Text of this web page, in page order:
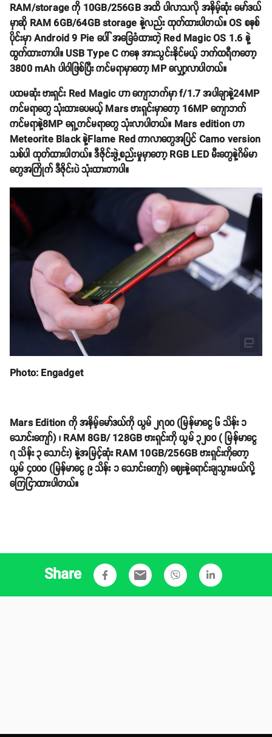
RAM/storage ကို 10GB/256GB အထိ ပါလာသလို အနိမ့်ဆုံး မော်ဒယ်
မှာဆို RAM 6GB/64GB storage နဲ့လည်း ထုတ်ထားပါတယ်။ OS စနစ်
ပိုင်းမှာ Android 9 Pie ပေါ် အခြေခံထားတဲ့ Red Magic OS 1.6 နဲ့
ထွက်ထားတာပါ။ USB Type C ကနေ အားသွင်းနိုင်မယ့် ဘက်ထရီကတော့
3800 mAh ပါဝါဖြစ်ပြီး ကင်မရာမှာတော့ MP လျှော့လာပါတယ်။
ပထမဆုံး ဗားရှင်း Red Magic ဟာ ကျောဘက်မှာ f/1.7 အပါချာနဲ့24MP
ကင်မရာတွေ သုံးထားပေမယ့် Mars ဗားရှင်းမှာတော့ 16MP ကျောဘက်
ကင်မရာနဲ့8MP ရှေ့ကင်မရာတွေ သုံးလာပါတယ်။ Mars edition ဟာ
Meteorite Black နဲ့Flame Red ကာလာတွေအပြင် Camo version
သစ်ပါ ထုတ်ထားပါတယ်။ ဒီဇိုင်းဖွဲ့စည်းမှုမှာတော့ RGB LED မီးတွေနဲ့ဂိမ်မာ
တွေအကြိုက် ဒီဇိုင်းပဲ သုံးထားတာပါ။
Photo: Engadget
Mars Edition ကို အနိမ့်မော်ဒယ်ကို ယွမ် ၂၇၀၀ (မြန်မာငွေ ၆ သိန်း ၁
သောင်းကျော်) ၊ RAM 8GB/ 128GB ဗားရှင်းကို ယွမ် ၃၂၀၀ ( မြန်မာငွေ
၇ သိန်း ၃ သောင်း) နဲ့အမြင့်ဆုံး RAM 10GB/256GB ဗားရှင်းကိုတော့
ယွမ် ၄၀၀၀ (မြန်မာငွေ ၉ သိန်း ၁ သောင်းကျော်) ဈေးနဲ့ရောင်းချသွားမယ်လို့
ကြေငြာထားပါတယ်။
Share email